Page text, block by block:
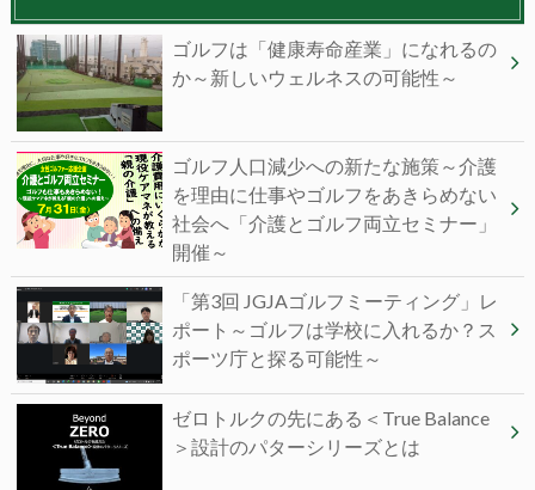
ゴルフは「健康寿命産業」になれるの
か～新しいウェルネスの可能性～
ゴルフ人口減少への新たな施策～介護
を理由に仕事やゴルフをあきらめない
社会へ「介護とゴルフ両立セミナー」
開催～
「第3回 JGJAゴルフミーティング」レ
ポート～ゴルフは学校に入れるか？ス
ポーツ庁と探る可能性～
ゼロトルクの先にある＜True Balance
＞設計のパターシリーズとは